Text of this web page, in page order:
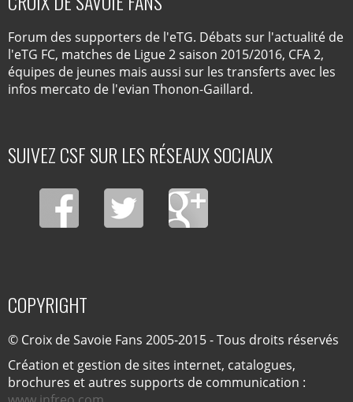
Forum des supporters de l'eTG. Débats sur l'actualité de
l'eTG FC, matches de Ligue 2 saison 2015/2016, CFA 2,
équipes de jeunes mais aussi sur les transferts avec les
infos mercato de l'evian Thonon-Gaillard.
SUIVEZ CSF SUR LES RÉSEAUX SOCIAUX
COPYRIGHT
© Croix de Savoie Fans 2005-2015 - Tous droits réservés
Création et gestion de sites internet, catalogues,
brochures et autres supports de communication :